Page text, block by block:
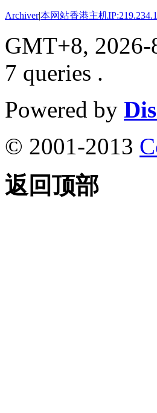
Archiver|本网站香港主机
GMT+8, 2026-
7 queries .
Powered by
© 2001-2013
返回顶部